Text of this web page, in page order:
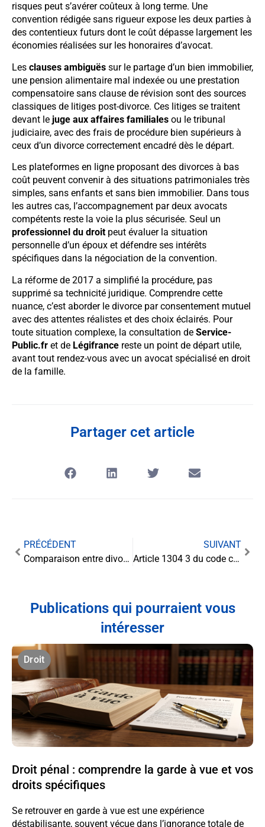
risques peut s’avérer coûteux à long terme. Une
convention rédigée sans rigueur expose les deux parties à
des contentieux futurs dont le coût dépasse largement les
économies réalisées sur les honoraires d’avocat.
Les clauses ambiguës sur le partage d’un bien immobilier,
une pension alimentaire mal indexée ou une prestation
compensatoire sans clause de révision sont des sources
classiques de litiges post-divorce. Ces litiges se traitent
devant le juge aux affaires familiales ou le tribunal
judiciaire, avec des frais de procédure bien supérieurs à
ceux d’un divorce correctement encadré dès le départ.
Les plateformes en ligne proposant des divorces à bas
coût peuvent convenir à des situations patrimoniales très
simples, sans enfants et sans bien immobilier. Dans tous
les autres cas, l’accompagnement par deux avocats
compétents reste la voie la plus sécurisée. Seul un
professionnel du droit peut évaluer la situation
personnelle d’un époux et défendre ses intérêts
spécifiques dans la négociation de la convention.
La réforme de 2017 a simplifié la procédure, pas
supprimé sa technicité juridique. Comprendre cette
nuance, c’est aborder le divorce par consentement mutuel
avec des attentes réalistes et des choix éclairés. Pour
toute situation complexe, la consultation de Service-
Public.fr et de Légifrance reste un point de départ utile,
avant tout rendez-vous avec un avocat spécialisé en droit
de la famille.
Partager cet article
PRÉCÉDENT
Comparaison entre divorce pour faute et divorce amiable
SUIVANT
Article 1304 3 du code civil : les points à ne pas négliger
Publications qui pourraient vous
intéresser
Droit
Droit pénal : comprendre la garde à vue et vos
droits spécifiques
Se retrouver en garde à vue est une expérience
déstabilisante, souvent vécue dans l’ignorance totale de